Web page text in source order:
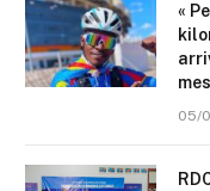
«
05/